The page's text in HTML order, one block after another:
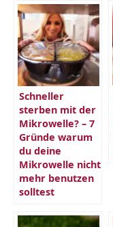
Schneller
sterben mit der
Mikrowelle? – 7
Gründe warum
du deine
Mikrowelle nicht
mehr benutzen
solltest